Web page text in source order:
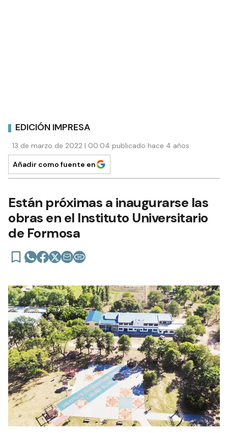
EDICIÓN IMPRESA
13 de marzo de 2022 | 00:04 publicado hace 4 años
Añadir como fuente en
Están próximas a inaugurarse las
obras en el Instituto Universitario
de Formosa